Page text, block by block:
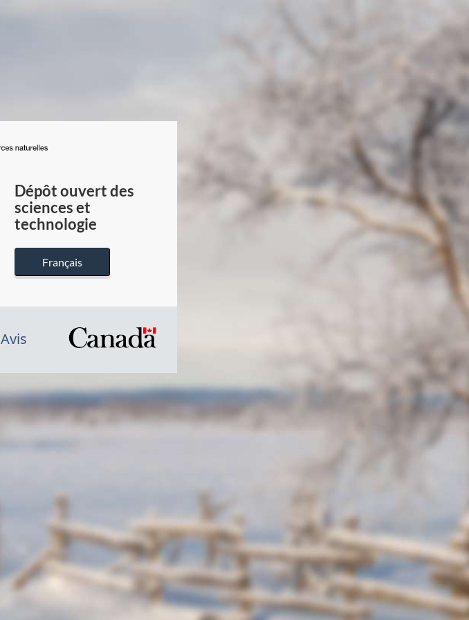
du
Canada
Dépôt ouvert des
sciences et
technologie
Français
Avis
/
du
gouvernement
du